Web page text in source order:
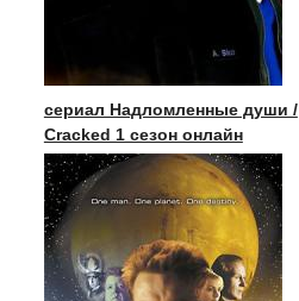
сериал Надломленные души /
Cracked 1 сезон онлайн